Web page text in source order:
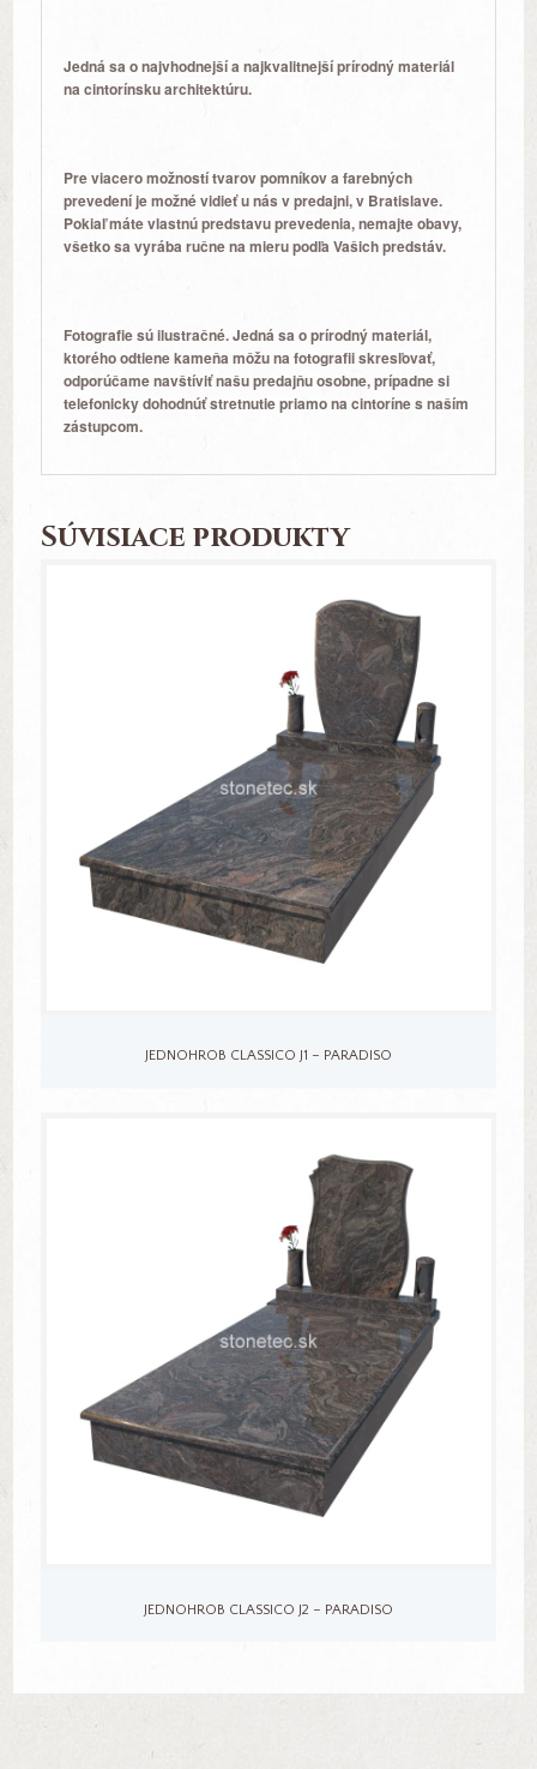
Jedná sa o najvhodnejší a najkvalitnejší prírodný materiál
na cintorínsku architektúru.
Pre viacero možností tvarov pomníkov a farebných
prevedení je možnévidieť u nás v predajni, v Bratislave.
Pokiaľ máte vlastnú predstavu prevedenia, nemajte obavy,
všetko sa vyrába ručne na mieru podľa Vašich predstáv.
Fotografie sú ilustračné. Jedná sa o prírodný materiál,
ktorého odtiene kameňa môžu na fotografii skresľovať,
odporúčame navštíviť našu predajňu osobne, prípadne si
telefonicky dohodnúť stretnutie priamo na cintoríne s naším
zástupcom.
Súvisiace produkty
JEDNOHROB CLASSICO J1 – PARADISO
JEDNOHROB CLASSICO J2 – PARADISO